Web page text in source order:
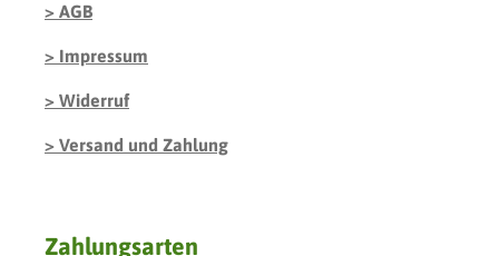
AGB
Impressum
Widerruf
Versand und Zahlung
Zahlungsarten